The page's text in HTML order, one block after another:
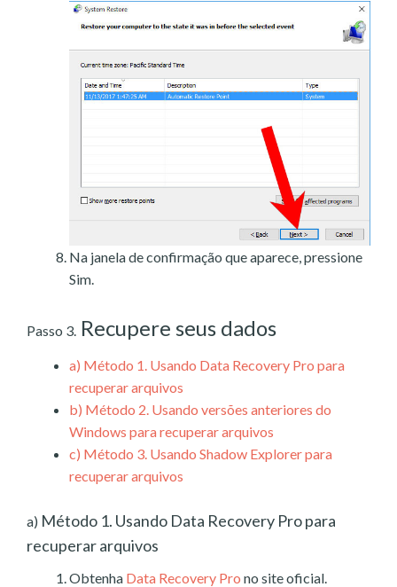
Na janela de confirmação que aparece, pressione
Sim.
Passo 3. Recupere seus dados
a) Método 1. Usando Data Recovery Pro para
recuperar arquivos
b) Método 2. Usando versões anteriores do
Windows para recuperar arquivos
c) Método 3. Usando Shadow Explorer para
recuperar arquivos
a) Método 1. Usando Data Recovery Pro para
recuperar arquivos
Obtenha Data Recovery Pro no site oficial.